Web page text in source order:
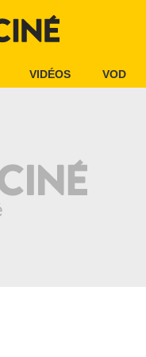
VIDÉOS VOD